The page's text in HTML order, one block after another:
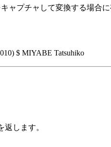
ャプチャして変換する場合
$ MIYABE Tatsuhiko
します。